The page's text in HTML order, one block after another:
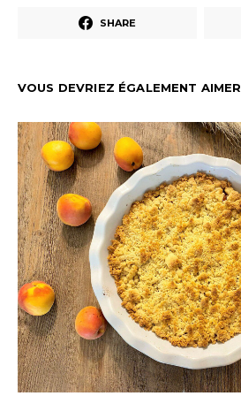
SHARE
VOUS DEVRIEZ ÉGALEMENT AIMER